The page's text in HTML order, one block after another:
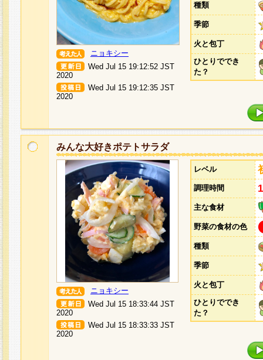
ニョキシー
Wed Jul 15 19:12:52 JST
2020
Wed Jul 15 19:12:35 JST
2020
種類
季節
火と包丁
ひとりででき
た？
みんな大好きポテトサラダ
ニョキシー
Wed Jul 15 18:33:44 JST
2020
Wed Jul 15 18:33:33 JST
2020
レベル
調理時間
主な食材
野菜の食材の色
種類
季節
火と包丁
ひとりででき
た？